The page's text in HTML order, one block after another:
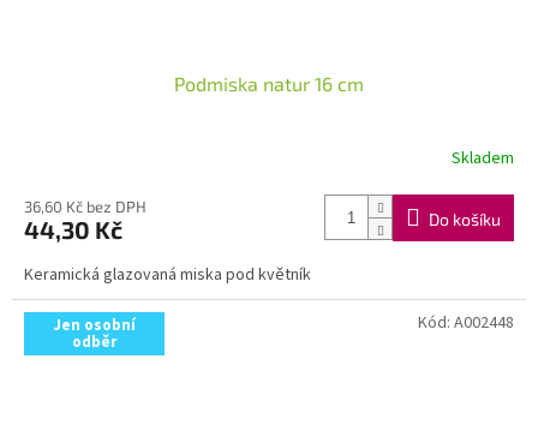
Podmiska natur 16 cm
Skladem
36,60 Kč bez DPH
44,30 Kč Do košíku
Keramická glazovaná miska pod květník
Jen osobní
odběr
Kód: A002448